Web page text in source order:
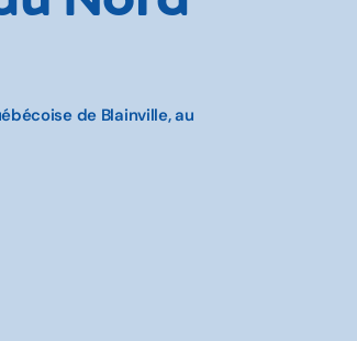
de Blainville, au